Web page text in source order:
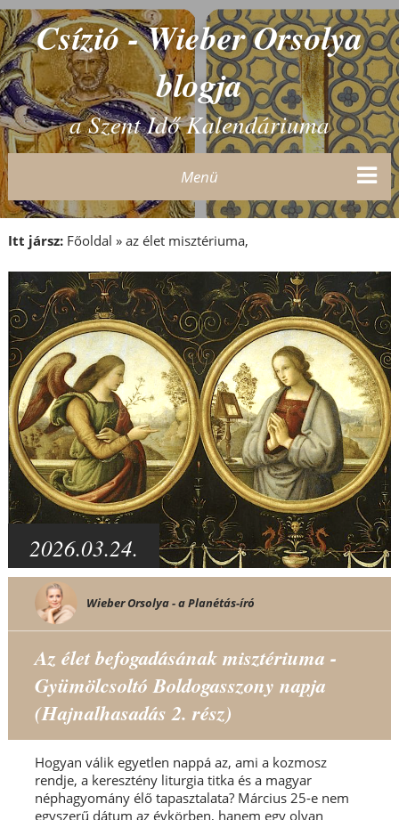
Csízió - Wieber Orsolya
blogja
a Szent Idő Kalendáriuma
Menü
Itt jársz: Főoldal » az élet misztériuma,
2026.03.24.
Wieber Orsolya - a Planétás-író
Az élet befogadásának misztériuma -
Gyümölcsoltó Boldogasszony napja
(Hajnalhasadás 2. rész)
Hogyan válik egyetlen nappá az, ami a kozmosz
rendje, a keresztény liturgia titka és a magyar
néphagyomány élő tapasztalata? Március 25-e nem
egyszerű dátum az évkörben, hanem egy olyan